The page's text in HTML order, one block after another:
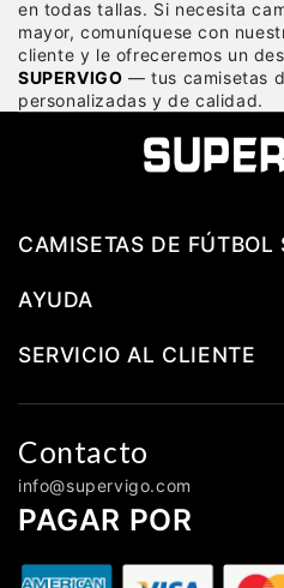
en todas tallas. Si necesita
mayor, comuníquese con
cliente y le ofreceremos un
SUPERVIGO — tus camisetas
personalizadas y de calidad.
CAMISETAS DE FÚTBOL
AYUDA
SERVICIO AL CLIENTE
Contacto
info@supervigo.com
PAGAR POR